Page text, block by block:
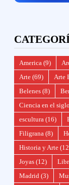
America (9)
Arte (69) Arte
Belenes (8)
Ciencia en el
escultura (16)
Filigrana (8)
Historia y Arte
Joyas (12)
Madrid (3)